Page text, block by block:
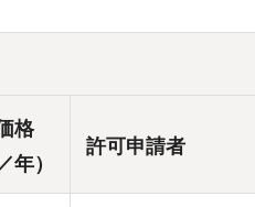
格
年）
許可申請者